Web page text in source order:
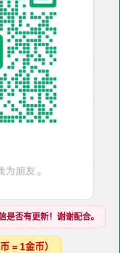
是否有更新！谢谢配合。
= 1金币）